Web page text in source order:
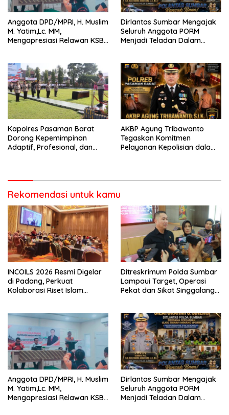
Anggota DPD/MPRI, H. Muslim
M. Yatim,Lc. MM,
Mengapresiasi Relawan KSB
Bencana
Dirlantas Sumbar Mengajak
Seluruh Anggota PORM
Menjadi Teladan Dalam
Perlengkapan Keselamatan
Berkendara
Kapolres Pasaman Barat
Dorong Kepemimpinan
Adaptif, Profesional, dan
AKBP Agung Tribawanto
Tegaskan Komitmen
Pelayanan Kepolisian dalam
Rekomendasi untuk kamu
INCOILS 2026 Resmi Digelar
di Padang, Perkuat
Kolaborasi Riset Islam
Ditreskrimum Polda Sumbar
Lampaui Target, Operasi
Pekat dan Sikat Singgalang
Anggota DPD/MPRI, H. Muslim
M. Yatim,Lc. MM,
Mengapresiasi Relawan KSB
Dirlantas Sumbar Mengajak
Seluruh Anggota PORM
Menjadi Teladan Dalam